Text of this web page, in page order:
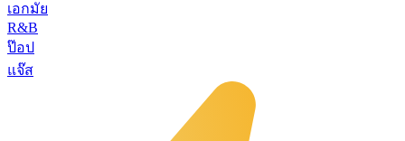
เอกมัย
R&B
ป๊อป
แจ๊ส